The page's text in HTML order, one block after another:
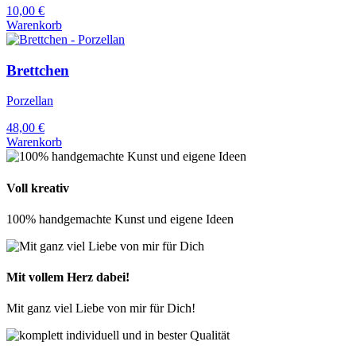
10,00 €
Warenkorb
Brettchen
Porzellan
48,00 €
Warenkorb
Voll kreativ
100% handgemachte Kunst und eigene Ideen
Mit vollem Herz dabei!
Mit ganz viel Liebe von mir für Dich!